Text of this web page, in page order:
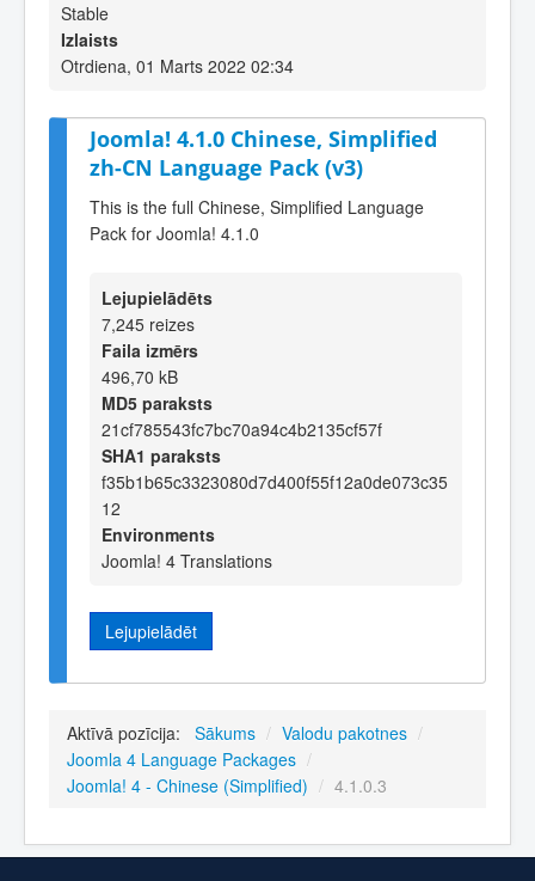
Stable
Izlaists
Otrdiena, 01 Marts 2022 02:34
Joomla! 4.1.0 Chinese, Simplified
zh-CN Language Pack (v3)
This is the full Chinese, Simplified Language
Pack for Joomla! 4.1.0
Lejupielādēts
7,245 reizes
Faila izmērs
496,70 kB
MD5 paraksts
21cf785543fc7bc70a94c4b2135cf57f
SHA1 paraksts
f35b1b65c3323080d7d400f55f12a0de073c35
12
Environments
Joomla! 4 Translations
Lejupielādēt
Aktīvā pozīcija: Sākums / Valodu pakotnes /
Joomla 4 Language Packages /
Joomla! 4 - Chinese (Simplified) / 4.1.0.3